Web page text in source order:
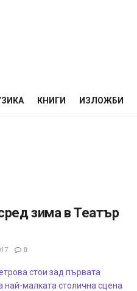
КНИГИ ИЗЛОЖБИ
зима в Театър
0
стои зад първата
най-малката столична сцена